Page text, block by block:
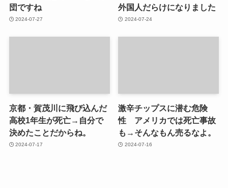
団ですね
2024-07-27
外国人だらけになりました
2024-07-24
京都・賀茂川に飛び込んだ
高校1年生が死亡→自分で
決めたことだからね。
2024-07-17
激辛チップスに潜む危険
性 アメリカでは死亡事故
も→そんなもん売るなよ。
2024-07-16